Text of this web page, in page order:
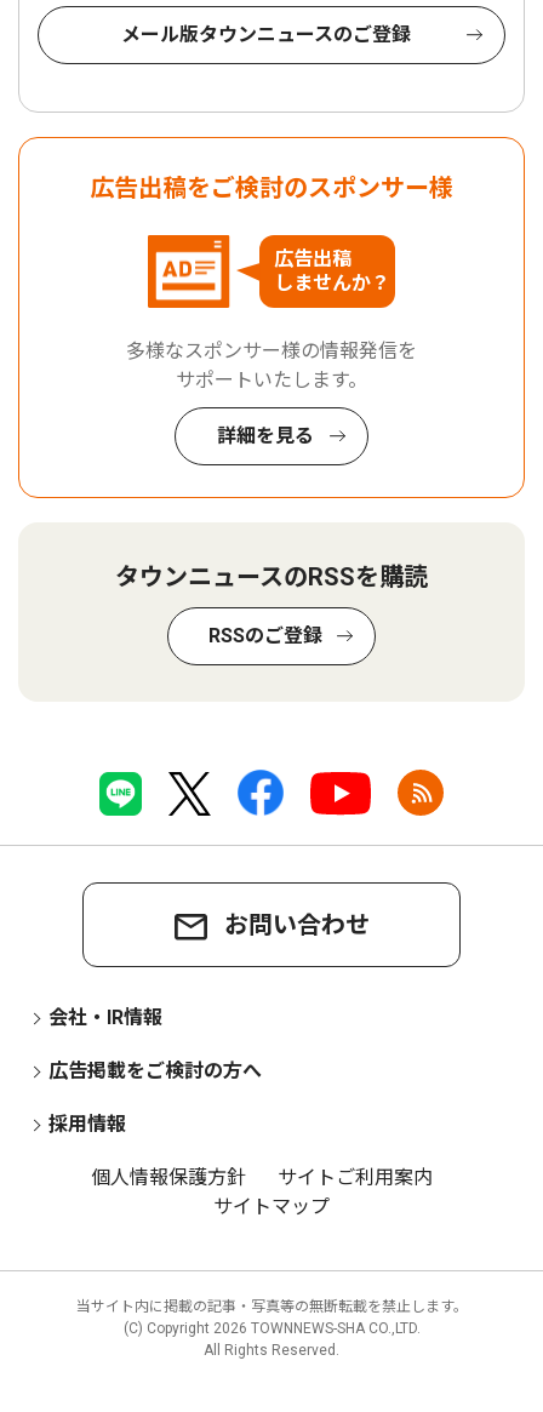
メール版タウンニュースのご登録
広告出稿をご検討のスポンサー様
広告出稿
しませんか？
多様なスポンサー様の情報発信を
サポートいたします。
詳細を見る
タウンニュースのRSSを購読
RSSのご登録
お問い合わせ
会社・IR情報
広告掲載をご検討の方へ
採用情報
個人情報保護方針
サイトご利用案内
サイトマップ
当サイト内に掲載の記事・写真等の無断転載を禁止します。
(C) Copyright 2026 TOWNNEWS-SHA CO.,LTD.
All Rights Reserved.